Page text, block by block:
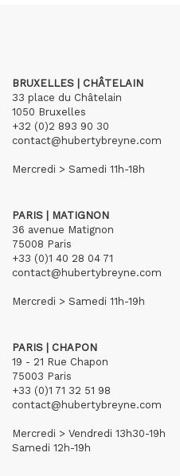
BRUXELLES | CHÂTELAIN
33 place du Châtelain
1050 Bruxelles
+32 (0)2 893 90 30
contact@hubertybreyne.com
Mercredi > Samedi 11h-18h
PARIS | MATIGNON
36 avenue Matignon
75008 Paris
+33 (0)1 40 28 04 71
contact@hubertybreyne.com
Mercredi > Samedi 11h-19h
PARIS | CHAPON
19 - 21 Rue Chapon
75003 Paris
+33 (0)1 71 32 51 98
contact@hubertybreyne.com
Mercredi > Vendredi 13h30-19h
Samedi 12h-19h